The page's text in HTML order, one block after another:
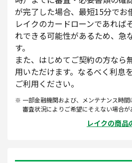
が完了した場合、最短15分でお
レイクのカードローンであれば
れできる可能性があるため、急
す。
また、はじめてご契約の方なら
用いただけます。なるべく利息
ご利用ください。
一部金融機関および、メンテナンス時
審査状況によりご希望にそえない場合が
レイクの商品